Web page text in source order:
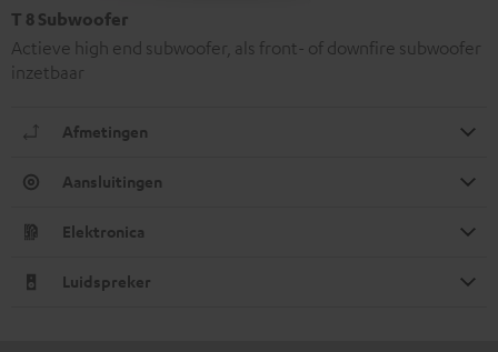
T 8 Subwoofer
Actieve high end subwoofer, als front- of downfire subwoofer
inzetbaar
Afmetingen
Aansluitingen
Elektronica
Luidspreker